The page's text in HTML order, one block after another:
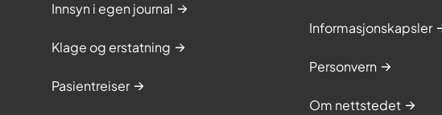
Innsyn i egen journal
Klage og erstatning
Pasientreiser
Informasjonskapsler
Personvern
Om nettstedet